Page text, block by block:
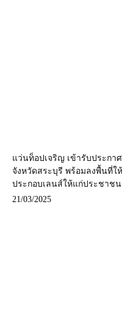
แว่นท็อปเจริญ เข้ารับประกา
จังหวัดสระบุรี พร้อมลงพื้นที่ใ
ประกอบเลนส์ให้แก่ประชาชน
21/03/2025